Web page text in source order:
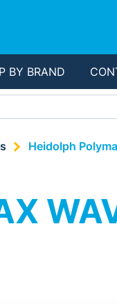
BY BRAND
Heidolph